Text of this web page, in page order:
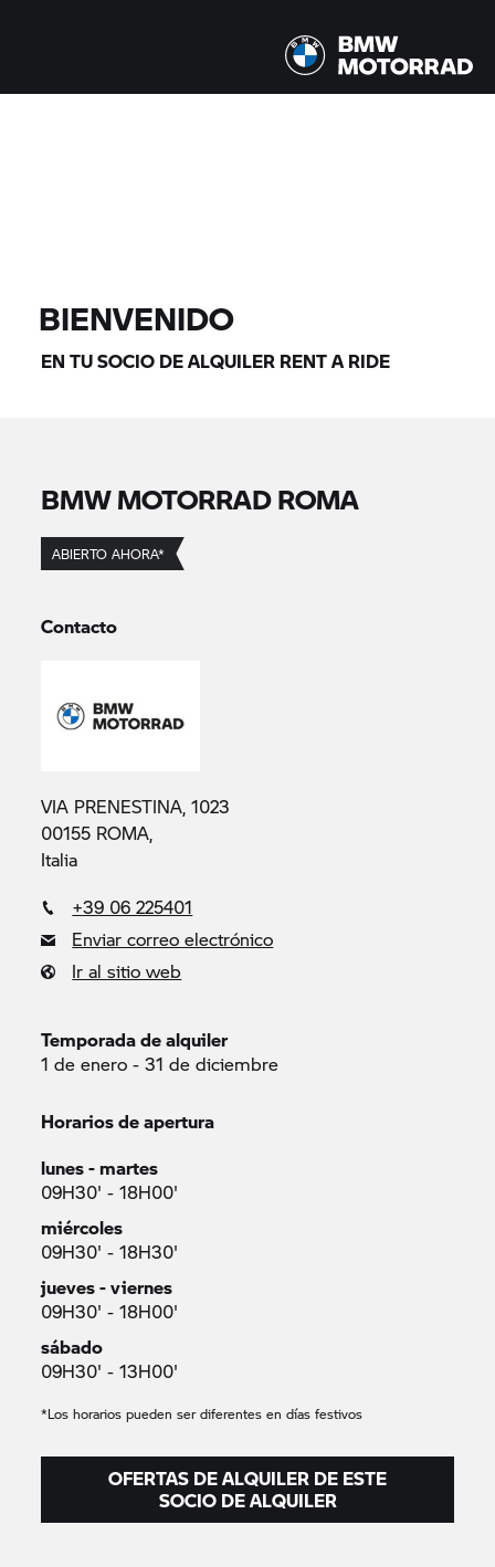
BIENVENIDO
EN TU SOCIO DE ALQUILER RENT A RIDE
BMW MOTORRADROMA
ABIERTO AHORA*
Contacto
VIA PRENESTINA, 1023
00155 ROMA,
Italia
+39 06 225401
Enviar correo electrónico
Ir al sitio web
Temporada de alquiler
1 de enero - 31 de diciembre
Horarios de apertura
lunes - martes
09H30' - 18H00'
miércoles
09H30' - 18H30'
jueves - viernes
09H30' - 18H00'
sábado
09H30' - 13H00'
*Los horarios pueden ser diferentes en días festivos
OFERTAS DE ALQUILER DE ESTE
SOCIO DE ALQUILER